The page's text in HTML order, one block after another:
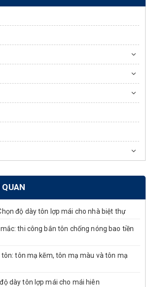
độ dày tôn lợp mái cho nhà biệt thự
thi công bắn tôn chống nóng bao tiền
tôn: tôn mạ kẽm, tôn mạ màu và tôn mạ
dày tôn lợp mái cho mái hiên